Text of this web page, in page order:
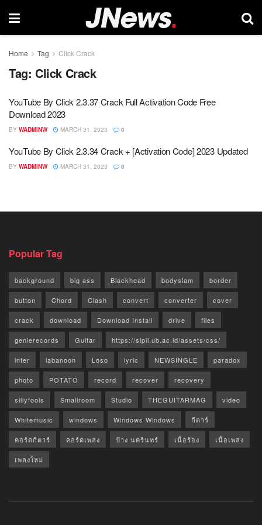
Home Tag Click Crack
Tag: Click Crack
YouTube By Click 2.3.37 Crack Full Activation Code Free
Download 2023
BY WADMINW MARCH 31, 2023 0
YouTube By Click 2.3.34 Crack + [Activation Code] 2023 Updated
BY WADMINW MARCH 31, 2023 0
Popular Tag
background big ass Blackhead bodyslam border
button Chord Clash convert converter cover
crack download Download Install drive files
genierecords Guitar https://sipil.ub.ac.id/assets/css/
inter labanoon Loso lyric NEWSINGLE paradox
photo POTATO record recover recovery
sillyfools Smallroom Studio THEGUITARMAG video
Whitemusic windows Windows Windows กีตาร์
คอร์ดกีตาร์ คอร์ดเพลง ป้าง นครินทร์ เนื้อร้อง เนื้อเพลง
เพลงใหม่